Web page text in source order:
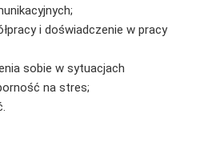
i doświadczenie w pracy
sobie w sytuacjach
na stres;